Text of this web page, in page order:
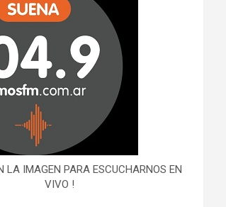
LA IMAGEN PARA ESCUCHARNOS EN
VIVO !